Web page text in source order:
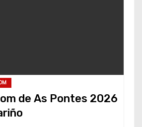
de As Pontes 2026